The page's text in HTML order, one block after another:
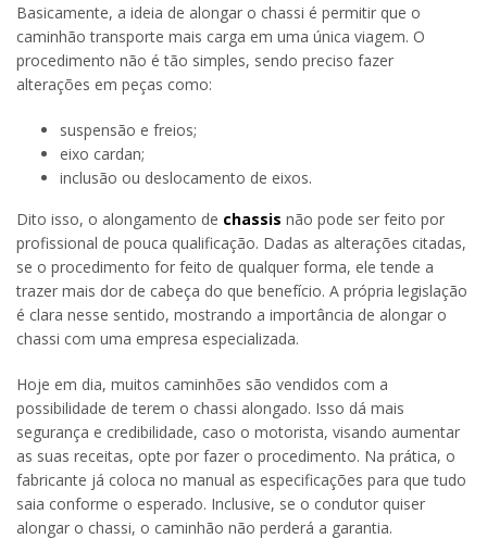
Basicamente, a ideia de alongar o chassi é permitir que o
caminhão transporte mais carga em uma única viagem. O
procedimento não é tão simples, sendo preciso fazer
alterações em peças como:
suspensão e freios;
eixo cardan;
inclusão ou deslocamento de eixos.
Dito isso, o alongamento de chassis não pode ser feito por
profissional de pouca qualificação. Dadas as alterações citadas,
se o procedimento for feito de qualquer forma, ele tende a
trazer mais dor de cabeça do que benefício. A própria legislação
é clara nesse sentido, mostrando a importância de alongar o
chassi com uma empresa especializada.
Hoje em dia, muitos caminhões são vendidos com a
possibilidade de terem o chassi alongado. Isso dá mais
segurança e credibilidade, caso o motorista, visando aumentar
as suas receitas, opte por fazer o procedimento. Na prática, o
fabricante já coloca no manual as especificações para que tudo
saia conforme o esperado. Inclusive, se o condutor quiser
alongar o chassi, o caminhão não perderá a garantia.